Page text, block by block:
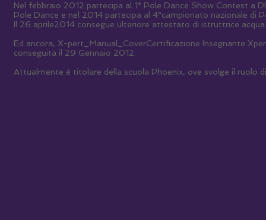
Nel febbraio 2012 partecipa al 1° Pole Dance Show Contest a
Pole Dance e nel 2014 partecipa al 4°campionato nazionale di
Il 26 aprile2014 consegue ulteriore attestato di istruttrice acqua
Ed ancora, X-pert_Manual_CoverCertificazione Insegnante
conseguita il 29 Gennaio 2012.
Attualmente è titolare della scuola Phoenix, ove svolge il ruolo